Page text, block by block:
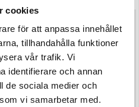
cookies
för att anpassa innehållet
tillhandahålla funktioner
vår trafik. Vi
identifierare och annan
de sociala medier och
vi samarbetar med.